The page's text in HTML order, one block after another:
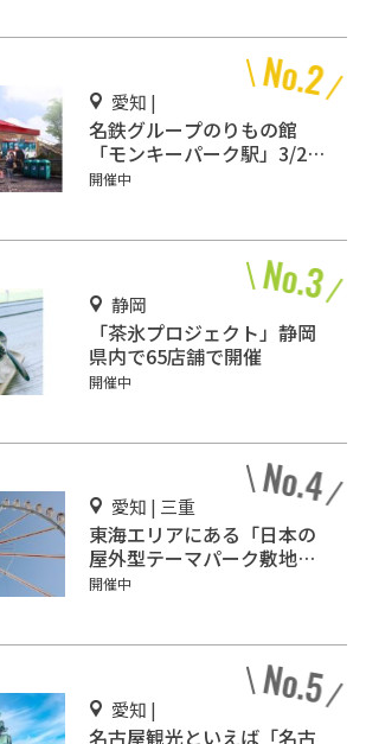
ン！
愛知 |
名鉄グループのりもの館
「モンキーパーク駅」3/2オ
ープン
開催中
静岡
「茶氷プロジェクト」静岡
県内で65店舗で開催
開催中
愛知 | 三重
東海エリアにある「日本の
屋外型テーマパーク敷地面
積ランキング」入りしてい
開催中
愛知 |
名古屋観光といえば「名古